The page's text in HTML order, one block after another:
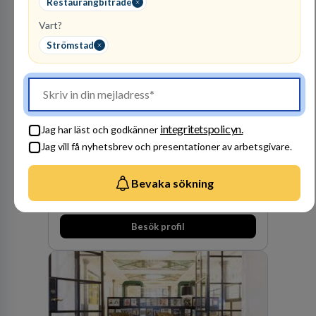
Vart?
Strömstad
Jag har läst och godkänner integritetspolicyn.
Jag vill få nyhetsbrev och presentationer av arbetsgivare.
Bevaka sökning
Advokatfirma DLA
Piper Sweden KB
ADVOKATBYRÅER
DLA Piper är en av världens största
advokatbyråer med kontor i över 40 länder i
Amerika, Europa, Mellanöstern, Afrika, Asien
och Oceanien. Vi är specialister inom
affärsjuridikens alla områden och vi har några
fler än 450 jurister på fem kontor i Stockholm,
Köpenhamn, Århus, Oslo och Helsingfors kan vi
på DLA Piper erbjuda våra klienter en unik,
effektiv och gränsöverskridande nordisk
expertis. På vårt kontor i centrala Stockholm är
Besök profil